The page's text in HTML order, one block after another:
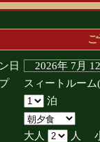
日
2026年 7月
スィートルー
泊
大人 人